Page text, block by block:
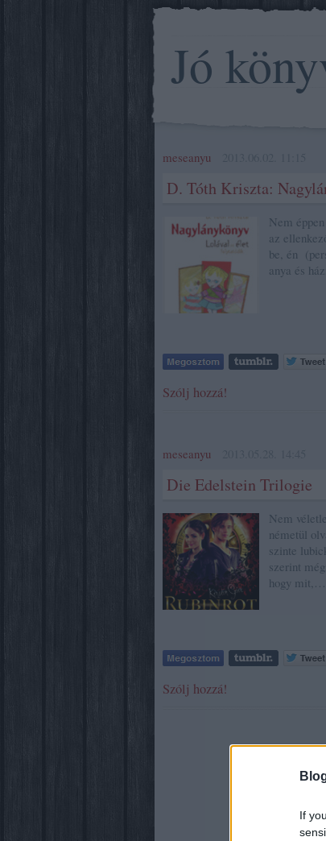
If
Jó
meseanyu
D. Tóth Kriszta:
Nem
az
be, én
anya és
Szólj hozzá!
meseanyu
Die Edelstein Trilogie
Nem
németül
szinte
szerint
hogy mit,…
Szólj hozzá!